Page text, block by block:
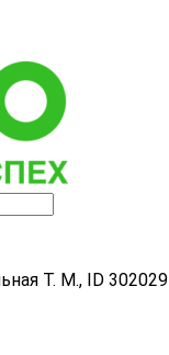
Т. М., ID 302029